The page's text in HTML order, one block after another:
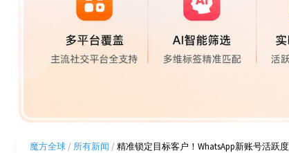
魔方全球 / 所有新闻 /精准锁定目标客户！WhatsApp新账号活跃